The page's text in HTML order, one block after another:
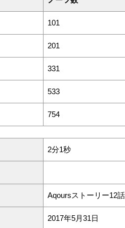
101
201
331
533
754
2分1秒
Aqoursストーリー12
2017年5月31日